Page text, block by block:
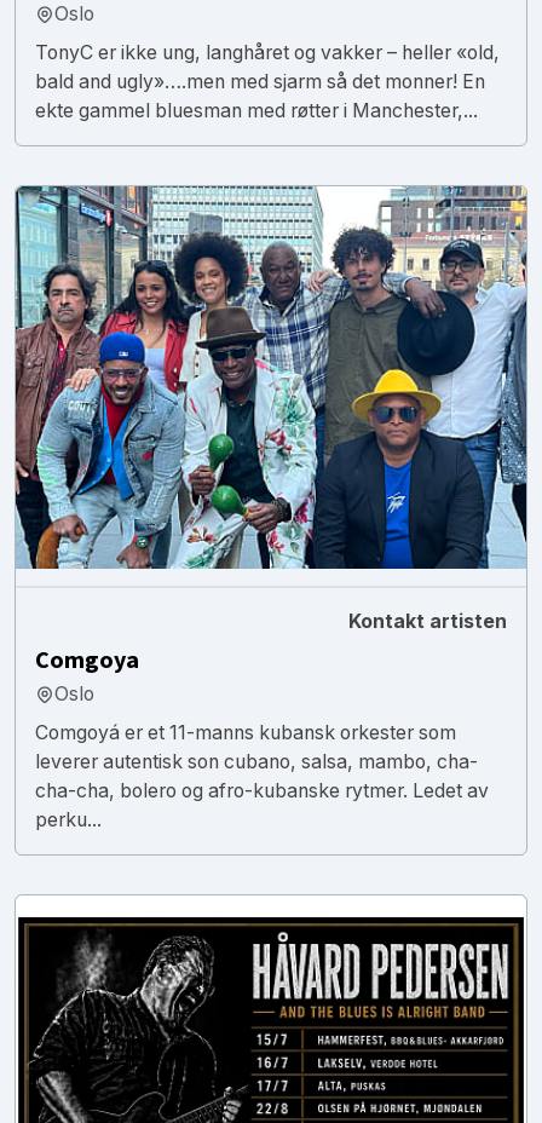
Oslo
TonyC er ikke ung, langhåret og vakker – heller «old,
bald and ugly»….men med sjarm så det monner! En
ekte gammel bluesman med røtter i Manchester,...
Kontakt artisten
Comgoya
Oslo
Comgoyá er et 11-manns kubansk orkester som
leverer autentisk son cubano, salsa, mambo, cha-
cha-cha, bolero og afro-kubanske rytmer. Ledet av
perku...